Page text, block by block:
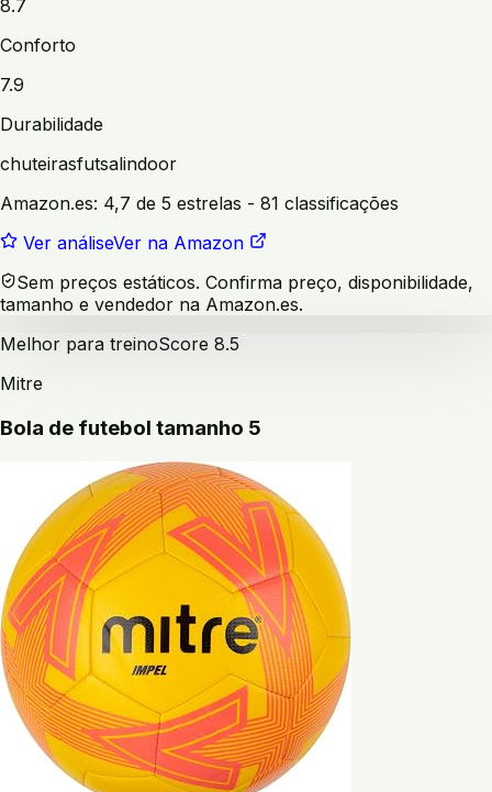
8.7
Conforto
7.9
Durabilidade
chuteirasfutsalindoor
Amazon.es: 4,7 de 5 estrelas - 81 classificações
Ver análiseVer na Amazon
Sem preços estáticos. Confirma preço, disponibilidade,
tamanho e vendedor na Amazon.es.
Melhor para treinoScore 8.5
Mitre
Bola de futebol tamanho 5